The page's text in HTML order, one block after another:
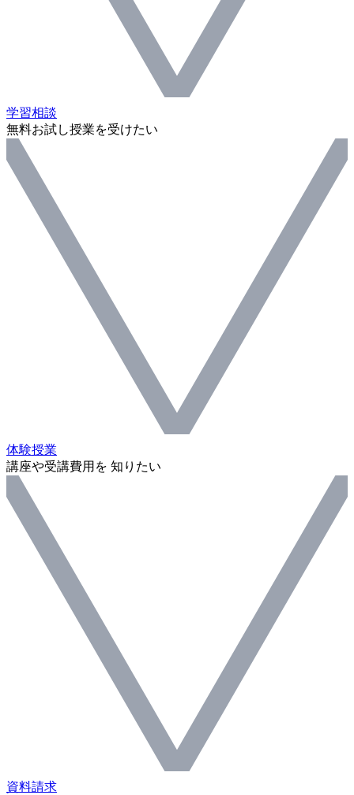
学習相談
無料お試し授業を受けたい
体験授業
講座や受講費用を 知りたい
資料請求